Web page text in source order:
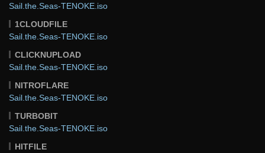
Sail.the.Seas-TENOKE.iso
1CLOUDFILE
Sail.the.Seas-TENOKE.iso
CLICKNUPLOAD
Sail.the.Seas-TENOKE.iso
NITROFLARE
Sail.the.Seas-TENOKE.iso
TURBOBIT
Sail.the.Seas-TENOKE.iso
HITFILE